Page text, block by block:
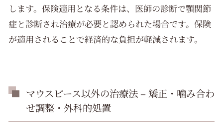
します。保険適用となる条件は、医師の診断で顎関節
症と診断され治療が必要と認められた場合です。保険
が適用されることで経済的な負担が軽減されます。
マウスピース以外の治療法 – 矯正・噛み合わ
せ調整・外科的処置